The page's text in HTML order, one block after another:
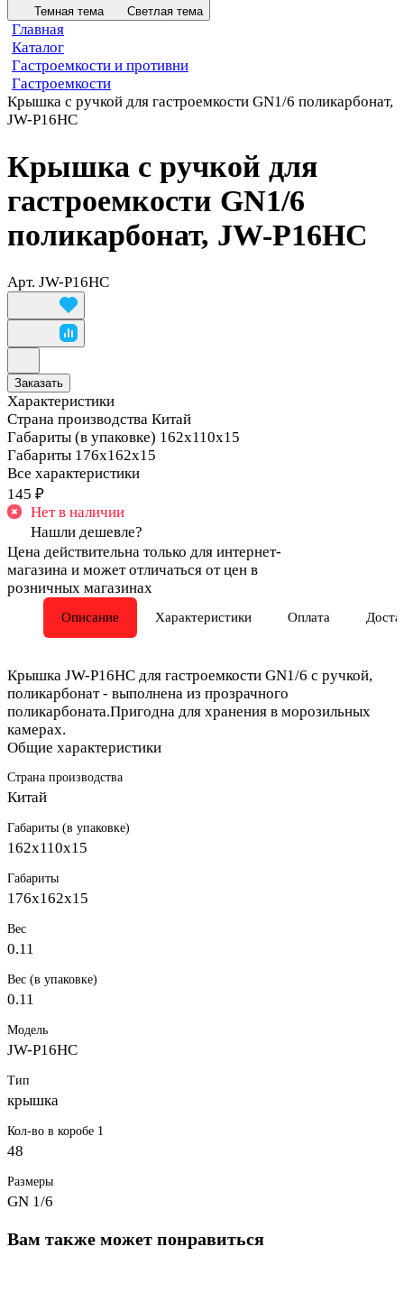
Темная тема Светлая тема
Главная
Каталог
Гастроемкости и противни
Гастроемкости
Крышка с ручкой для гастроемкости GN1/6 поликарбонат,
JW-P16HC
Крышка с ручкой для
гастроемкости GN1/6
поликарбонат, JW-P16HC
Арт. JW-P16HC
Заказать
Характеристики
Страна производства Китай
Габариты (в упаковке) 162х110х15
Габариты 176х162х15
Все характеристики
145 ₽
Нет в наличии
Нашли дешевле?
Цена действительна только для интернет-
магазина и может отличаться от цен в
розничных магазинах
Описание Характеристики Оплата
Крышка JW-P16HC для гастроемкости GN1/6 с ручкой,
поликарбонат - выполнена из прозрачного
поликарбоната.Пригодна для хранения в морозильных
камерах.
Общие характеристики
Страна производства
Китай
Габариты (в упаковке)
162х110х15
Габариты
176х162х15
Вес
0.11
Вес (в упаковке)
0.11
Модель
JW-P16HC
Тип
крышка
Кол-во в коробе 1
48
Размеры
GN 1/6
Вам также может понравиться